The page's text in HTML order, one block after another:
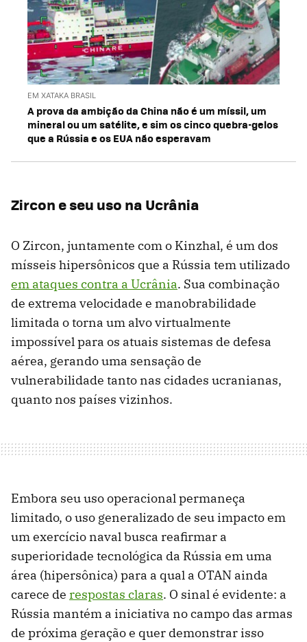
EM XATAKA BRASIL
A prova da ambição da China não é um míssil, um
mineral ou um satélite, e sim os cinco quebra-gelos
que a Rússia e os EUA não esperavam
Zircon e seu uso na Ucrânia
O Zircon, juntamente com o Kinzhal, é um dos
mísseis hipersônicos que a Rússia tem utilizado
em ataques contra a Ucrânia. Sua combinação
de extrema velocidade e manobrabilidade
limitada o torna um alvo virtualmente
impossível para os atuais sistemas de defesa
aérea, gerando uma sensação de
vulnerabilidade tanto nas cidades ucranianas,
quanto nos países vizinhos.
Embora seu uso operacional permaneça
limitado, o uso generalizado de seu impacto em
um exercício naval busca reafirmar a
superioridade tecnológica da Rússia em uma
área (hipersônica) para a qual a OTAN ainda
carece de respostas claras. O sinal é evidente: a
Rússia mantém a iniciativa no campo das armas
de próxima geração e quer demonstrar isso